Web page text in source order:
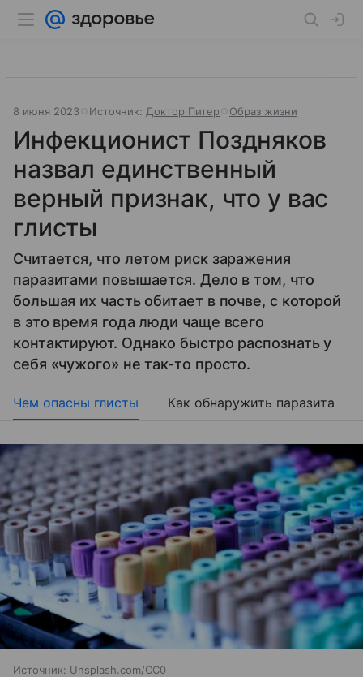
8 июня 2023 Источник: Доктор Питер Образ жизни
Инфекционист Поздняков
назвал единственный
верный признак, что у вас
глисты
Считается, что летом риск заражения
паразитами повышается. Дело в том, что
большая их часть обитает в почве, с которой
в это время года люди чаще всего
контактируют. Однако быстро распознать у
себя «чужого» не так-то просто.
Чем опасны глисты Как обнаружить паразита
Источник: Unsplash.com/CC0